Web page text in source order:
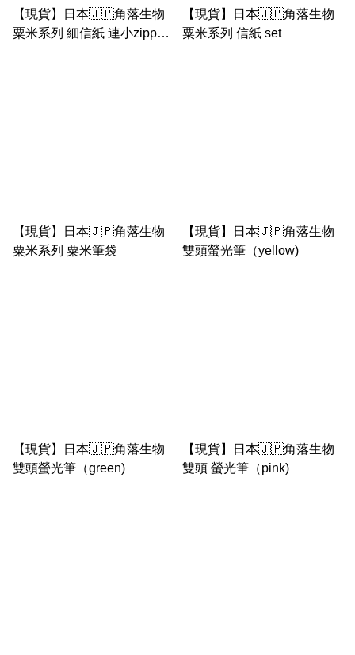
【現貨】日本🇯🇵角落生物
粟米系列 細信紙 連小zipper
【現貨】日本🇯🇵角落生物
粟米系列 信紙 set
【現貨】日本🇯🇵角落生物
粟米系列 粟米筆袋
【現貨】日本🇯🇵角落生物
雙頭螢光筆（yellow)
【現貨】日本🇯🇵角落生物
雙頭螢光筆（green)
【現貨】日本🇯🇵角落生物
雙頭 螢光筆（pink)